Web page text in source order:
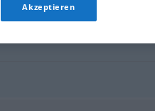
,torbellino,huracán
Akzeptieren